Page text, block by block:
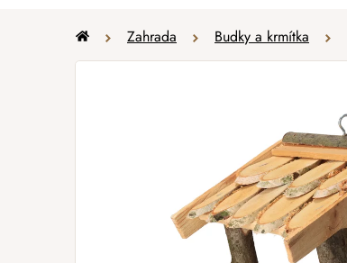
Domů Zahrada Budky a krmítka